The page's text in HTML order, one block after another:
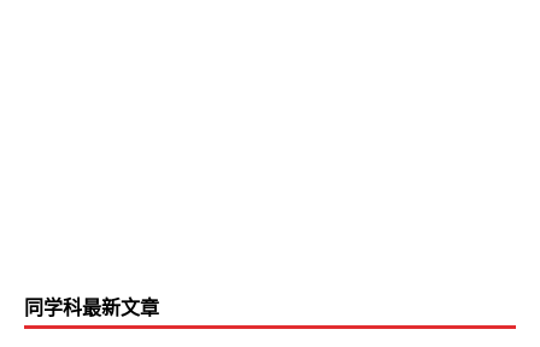
同学科最新文章